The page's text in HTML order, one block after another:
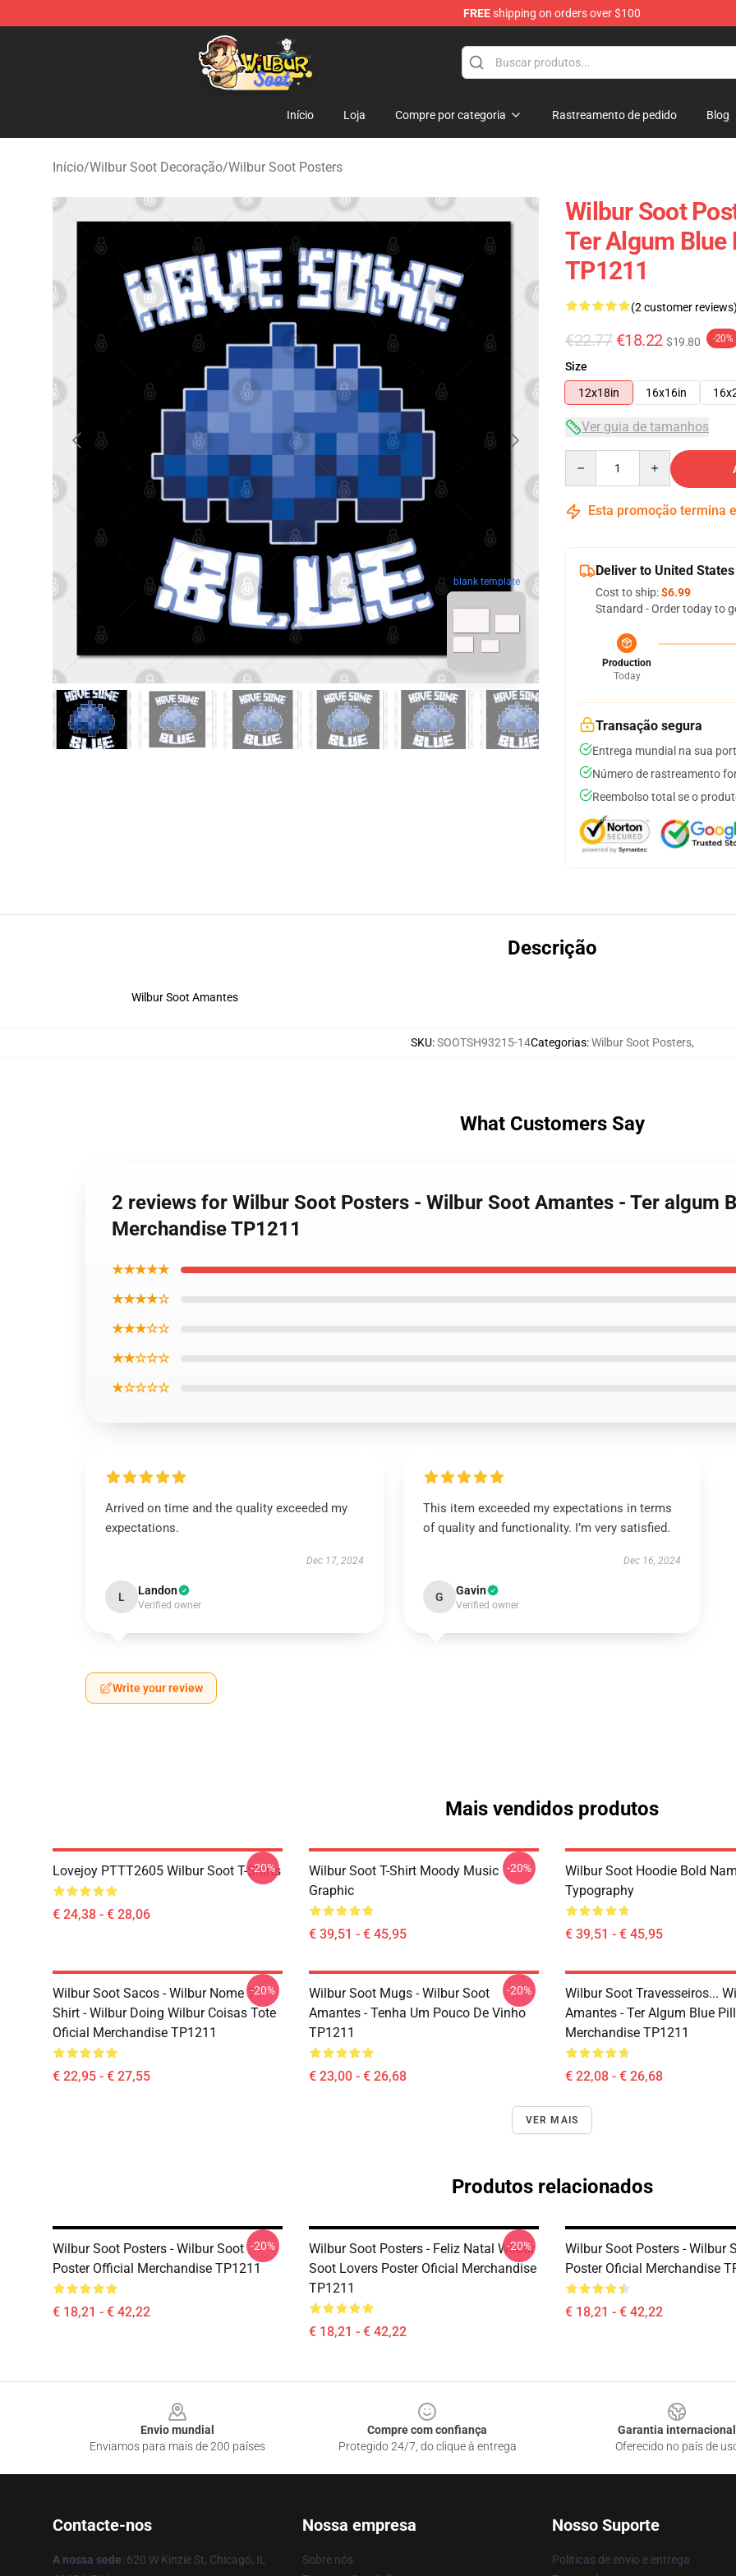
FREEshipping on orders over $100
Wilbur Soot Shop - Official Wilbur Soot Merchandise Store
Início Loja Compre por categoria Rastreamento de pedido Blog
Início/Wilbur Soot Decoração/Wilbur Soot Posters
blank template
Wilbur Soot
Ter Algum
TP1211
(2 customer reviews)
€22.77 €18.22 $19.80 -20%
Size
12x18in
16x16in
Ver guia de tamanhos
Esta promoção termina
Deliver to United States
Cost to ship:$6.99
Standard - Order today to
Production
Today
Transação segura
Entrega mundial na sua
Número de rastreamento
Reembolso total se o
Descrição
Wilbur Soot Amantes
SKU:SOOTSH93215-14Categorias:Wilbur Soot Posters,
What Customers Say
2 reviews for Wilbur Soot Posters - Wilbur Soot Amantes - Ter algum
Merchandise TP1211
★★★★★
★★★★☆
★★★☆☆
★★☆☆☆
★☆☆☆☆
Arrived on time and the quality exceeded my
expectations.
Dec 17, 2024
L Landon
Verified owner
This item exceeded my expectations in terms
of quality and functionality. I’m very satisfied.
Dec 16, 2024
G Gavin
Verified owner
Write your review
Mais vendidos produtos
Lovejoy PTTT2605 Wilbur Soot T-Shirts
€ 24,38 - € 28,06
-20%
Wilbur Soot T-Shirt Moody Music
Graphic
€ 39,51 - € 45,95
-20%
Wilbur Soot Hoodie Bold
Typography
€ 39,51 - € 45,95
Wilbur Soot Sacos - Wilbur Nome T
Shirt - Wilbur Doing Wilbur Coisas Tote
Oficial Merchandise TP1211
€ 22,95 - € 27,55
-20%
Wilbur Soot Mugs - Wilbur Soot
Amantes - Tenha Um Pouco De Vinho
TP1211
€ 23,00 - € 26,68
-20%
Wilbur Soot Travesseiros...
Amantes - Ter Algum Blue
Merchandise TP1211
€ 22,08 - € 26,68
VER MAIS
Produtos relacionados
Wilbur Soot Posters - Wilbur Soot
Poster Official Merchandise TP1211
€ 18,21 - € 42,22
-20%
Wilbur Soot Posters - Feliz Natal Wilbur
Soot Lovers Poster Oficial Merchandise
TP1211
€ 18,21 - € 42,22
-20%
Wilbur Soot Posters - Wilbur
Poster Oficial Merchandise
€ 18,21 - € 42,22
Envio mundial
Enviamos para mais de 200 países
Compre com confiança
Protegido 24/7, do clique à entrega
Garantia internacional
Oferecido no país de
Contacte-nos
A nossa sede: 620 W Kinzie St, Chicago, IL
Nossa empresa
Sobre nós
Nosso Suporte
Políticas de envio e entrega